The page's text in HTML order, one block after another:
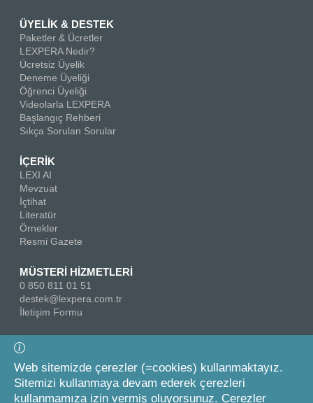
ÜYELİK & DESTEK
Paketler & Ücretler
LEXPERA Nedir?
Ücretsiz Üyelik
Deneme Üyeliği
Öğrenci Üyeliği
Videolarla LEXPERA
Başlangıç Rehberi
Sıkça Sorulan Sorular
İÇERİK
LEXI AI
Mevzuat
İçtihat
Literatür
Örnekler
Resmi Gazete
MÜSTERİ HİZMETLERİ
0 850 811 01 51
destek@lexpera.com.tr
İletişim Formu
Bizi Takip Edin
Web sitemizde çerezler (=cookies) kullanmaktayız.
Sitemizi kullanmaya devam ederek çerezleri
kullanmamıza izin vermiş oluyorsunuz. Çerezler